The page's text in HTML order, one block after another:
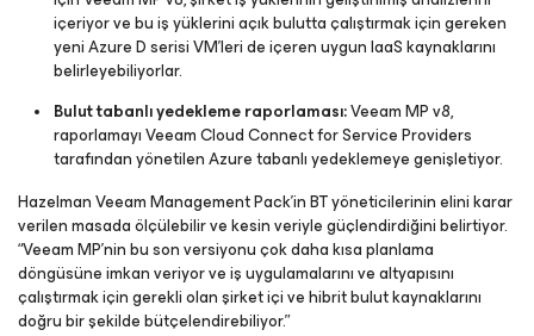
içeriyor ve bu iş yüklerini açık bulutta çalıştırmak için gereken
yeni Azure D serisi VM’leri de içeren uygun IaaS kaynaklarını
belirleyebiliyorlar.
Bulut tabanlı yedekleme raporlaması:Veeam MP v8,
raporlamayı Veeam Cloud Connect for Service Providers
tarafından yönetilen Azure tabanlı yedeklemeye genişletiyor.
Hazelman Veeam Management Pack’in BT yöneticilerinin elini karar
verilen masada ölçülebilir ve kesin veriyle güçlendirdiğini belirtiyor.
“Veeam MP’nin bu son versiyonu çok daha kısa planlama
döngüsüne imkan veriyor ve iş uygulamalarını ve altyapısını
çalıştırmak için gerekli olan şirket içi ve hibrit bulut kaynaklarını
doğru bir şekilde bütçelendirebiliyor.”